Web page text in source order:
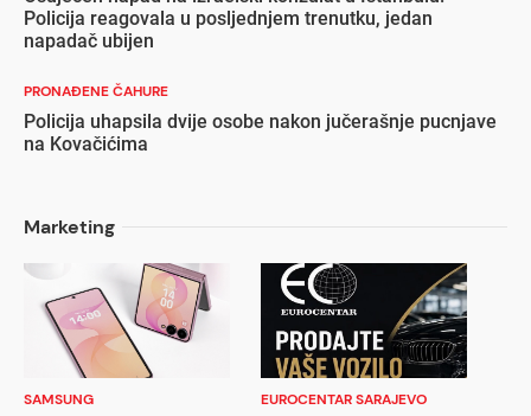
Policija reagovala u posljednjem trenutku, jedan
napadač ubijen
PRONAĐENE ČAHURE
Policija uhapsila dvije osobe nakon jučerašnje pucnjave
na Kovačićima
Marketing
SAMSUNG EUROCENTAR SARAJEVO